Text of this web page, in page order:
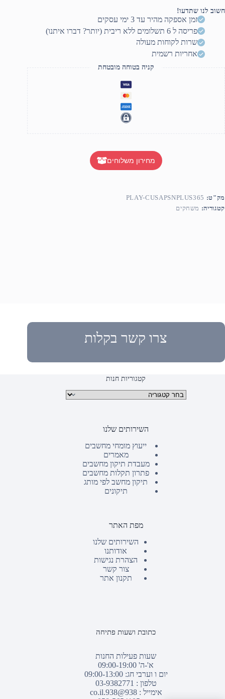
חשוב לנו שתדעו!
זמן אספקה מהיר עד 3 ימי עסקים
פריסה ל 6 תשלומים ללא ריבית (יותר? דברו איתנו)
שרות לקוחות מעולה
אחריות רשמית
קניה בטוחה מובטחת
מחירון משלוחים
מק"ט: PLAY-CUSAPSNPLUS365
קטגוריה: משחקים
צרו קשר בקלות
קטגוריות חנות
קטגוריות מוצרים
השירותים שלנו
ייעוץ מומחי מחשבים
מאמרים
מעבדת תיקון מחשבים
פתרון תקלות מחשבים
תיקון מחשב לפי מותג
תיקונים
מפת האתר
השירותים שלנו
אודותנו
הצהרת נגישות
צור קשר
תקנון אתר
כתובת ושעות פתיחה
שעות פעילות החנות
א'-ה' 09:00-19:00
יום ו וערבי חג: 09:00-13:00
טלפון : 03-9382771
אימייל :938@938.co.il